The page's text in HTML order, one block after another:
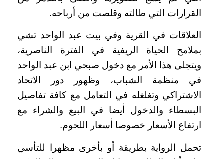
القرارات التي طالته وقلصت من أرباحه.
العلاقات في القرية وفي بيت عبد الواحد تشي
بملامح الحياة الريفية في الفترة الناصرية،
ويتجلى هذا الأمر مع دخول صبحي ابن عبد الواحد
في منظمة الشباب، وظهور دور الاتحاد
الاشتراكي وتغلغله في التعامل مع كافة تفاصيل
البسطاء والدخول أيضا في البيع والشراء مع
ارتفاع الأسعار خصوصا أسعار اللحوم.
تحمل الرواية بطريقة أو بأخرى مظهرا للتأسي